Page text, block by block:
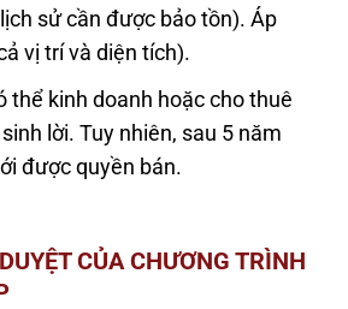
sử cần được bảo tồn). Áp
vị trí và diện tích).
thể kinh doanh hoặc cho thuê
lời. Tuy nhiên, sau 5 năm
được quyền bán.
CỦA CHƯƠNG TRÌNH